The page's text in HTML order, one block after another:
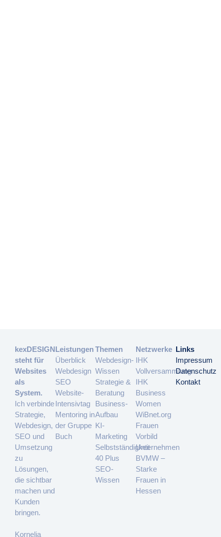
kexDESIGN
steht für
Websites
als
System.
Ich verbinde
Strategie,
Webdesign,
SEO und
Umsetzung
zu
Lösungen,
die sichtbar
machen und
Kunden
bringen.
Kornelia
Leistungen
Überblick
Webdesign
SEO
Website-
Intensivtag
Mentoring in
der Gruppe
Buch
Themen
Webdesign-
Wissen
Strategie &
Beratung
Business-
Aufbau
KI-
Marketing
Selbstständigkeit
40 Plus
SEO-
Wissen
Netzwerke
IHK
Vollversammlung
IHK
Business
Women
WiBnet.org
Frauen
Vorbild
Unternehmen
BVMW –
Starke
Frauen in
Hessen
Links
Impressum
Datenschutz
Kontakt